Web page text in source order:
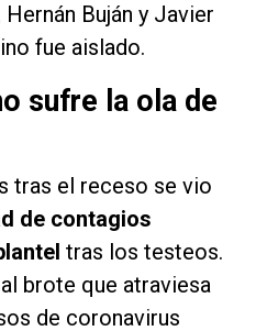
Buján y Javier
fue aislado.
sufre la ola de
tras el receso se vio
de contagios
tras los testeos.
brote que atraviesa
de coronavirus